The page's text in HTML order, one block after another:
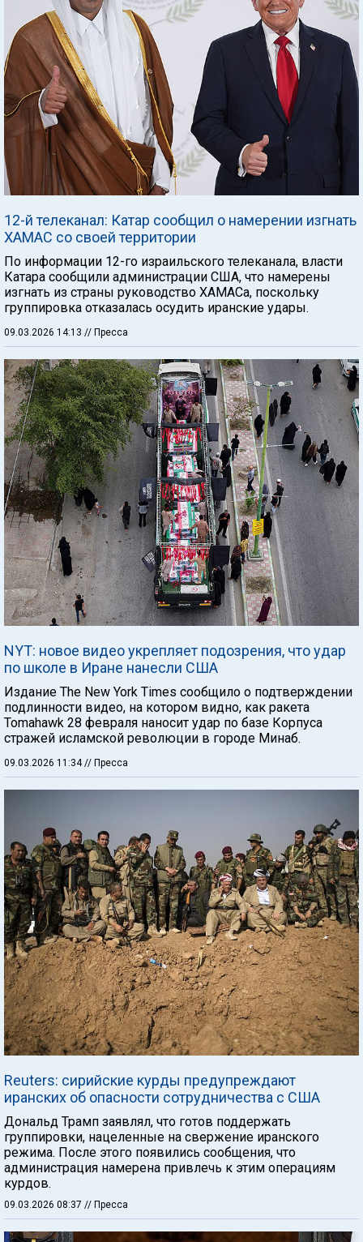
12-й телеканал: Катар сообщил о намерении изгнать
ХАМАС со своей территории
По информации 12-го израильского телеканала, власти
Катара сообщили администрации США, что намерены
изгнать из страны руководство ХАМАСа, поскольку
группировка отказалась осудить иранские удары.
09.03.2026 14:13 // Пресса
NYT: новое видео укрепляет подозрения, что удар
по школе в Иране нанесли США
Издание The New York Times сообщило о подтверждении
подлинности видео, на котором видно, как ракета
Tomahawk 28 февраля наносит удар по базе Корпуса
стражей исламской революции в городе Минаб.
09.03.2026 11:34 // Пресса
Reuters: сирийские курды предупреждают
иранских об опасности сотрудничества с США
Дональд Трамп заявлял, что готов поддержать
группировки, нацеленные на свержение иранского
режима. После этого появились сообщения, что
администрация намерена привлечь к этим операциям
курдов.
09.03.2026 08:37 // Пресса